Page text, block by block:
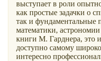
выступает в роли
как простые задачки о
так и фундаментальные
математики,
книги М. Гарднера, это
доступно самому
интересно